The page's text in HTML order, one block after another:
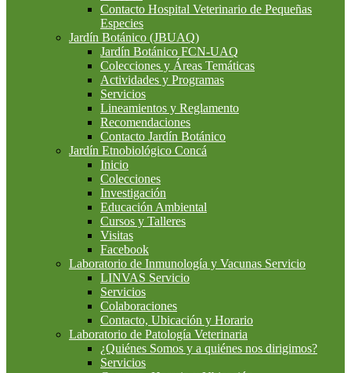
Contacto Hospital Veterinario de Pequeñas
Especies
Jardín Botánico (JBUAQ)
Jardín Botánico FCN-UAQ
Colecciones y Áreas Temáticas
Actividades y Programas
Servicios
Lineamientos y Reglamento
Recomendaciones
Contacto Jardín Botánico
Jardín Etnobiológico Concá
Inicio
Colecciones
Investigación
Educación Ambiental
Cursos y Talleres
Visitas
Facebook
Laboratorio de Inmunología y Vacunas Servicio
LINVAS Servicio
Servicios
Colaboraciones
Contacto, Ubicación y Horario
Laboratorio de Patología Veterinaria
¿Quiénes Somos y a quiénes nos dirigimos?
Servicios